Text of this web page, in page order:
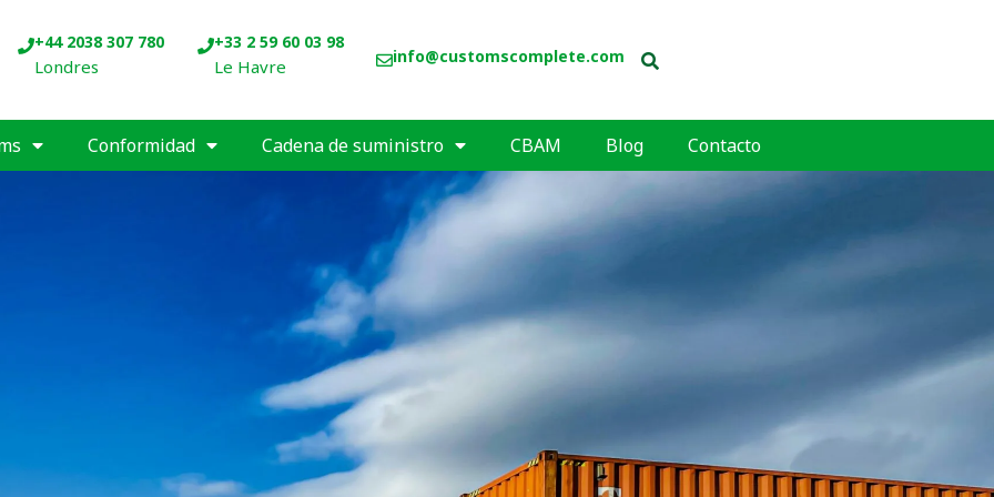
+44 2038 307 780
Londres
+33 2 59 60 03 98
Le Havre info@customscomplete.com
Conformidad Cadena de suministro CBAM Blog Contacto